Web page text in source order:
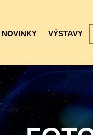
NOVINKY VÝSTAVY